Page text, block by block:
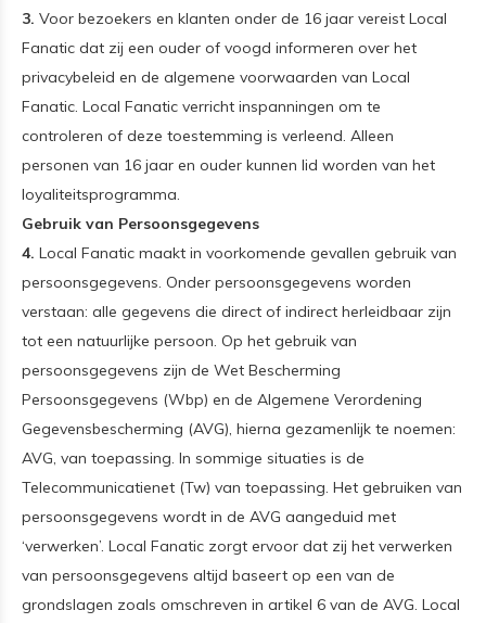
3. Voor bezoekers en klanten onder de 16 jaar vereist Local
Fanatic dat zij een ouder of voogd informeren over het
privacybeleid en de algemene voorwaarden van Local
Fanatic. Local Fanatic verricht inspanningen om te
controleren of deze toestemming is verleend. Alleen
personen van 16 jaar en ouder kunnen lid worden van het
loyaliteitsprogramma.
Gebruik van Persoonsgegevens
4. Local Fanatic maakt in voorkomende gevallen gebruik van
persoonsgegevens. Onder persoonsgegevens worden
verstaan: alle gegevens die direct of indirect herleidbaar zijn
tot een natuurlijke persoon. Op het gebruik van
persoonsgegevens zijn de Wet Bescherming
Persoonsgegevens (Wbp) en de Algemene Verordening
Gegevensbescherming (AVG), hierna gezamenlijk te noemen:
AVG, van toepassing. In sommige situaties is de
Telecommunicatienet (Tw) van toepassing. Het gebruiken van
persoonsgegevens wordt in de AVG aangeduid met
‘verwerken’. Local Fanatic zorgt ervoor dat zij het verwerken
van persoonsgegevens altijd baseert op een van de
grondslagen zoals omschreven in artikel 6 van de AVG. Local